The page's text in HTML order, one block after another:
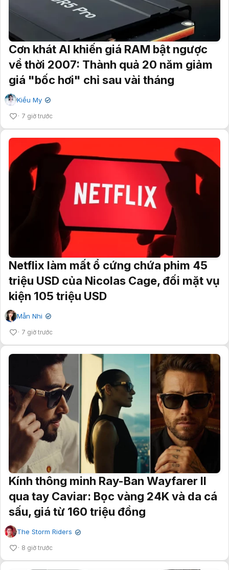
Cơn khát AI khiến giá RAM bật ngược
về thời 2007: Thành quả 20 năm giảm
giá "bốc hơi" chỉ sau vài tháng
Kiều My ✔
7 giờ trước
Netflix làm mất ổ cứng chứa phim 45
triệu USD của Nicolas Cage, đối mặt vụ
kiện 105 triệu USD
Mẫn Nhi ✔
7 giờ trước
Kính thông minh Ray-Ban Wayfarer II
qua tay Caviar: Bọc vàng 24K và da cá
sấu, giá từ 160 triệu đồng
The Storm Riders ✔
8 giờ trước